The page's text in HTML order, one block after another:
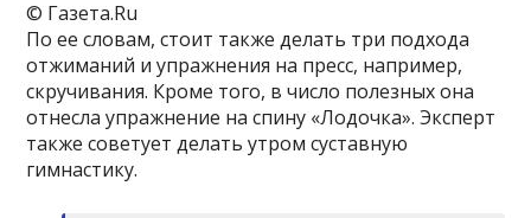
© Газета.Ru
По ее словам, стоит также делать три подхода
отжиманий и упражнения на пресс, например,
скручивания. Кроме того, в число полезных она
отнесла упражнение на спину «Лодочка». Эксперт
также советует делать утром суставную
гимнастику.